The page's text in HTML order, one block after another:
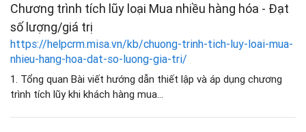
Chương trình tích lũy loại Mua nhiều hàng hóa - Đạt
số lượng/giá trị
https://helpcrm.misa.vn/kb/chuong-trinh-tich-luy-loai-mua-
nhieu-hang-hoa-dat-so-luong-gia-tri/
1. Tổng quan Bài viết hướng dẫn thiết lập và áp dụng chương
trình tích lũy khi khách hàng mua...